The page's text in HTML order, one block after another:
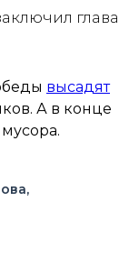
глава
высадят
А в конце
мусора.